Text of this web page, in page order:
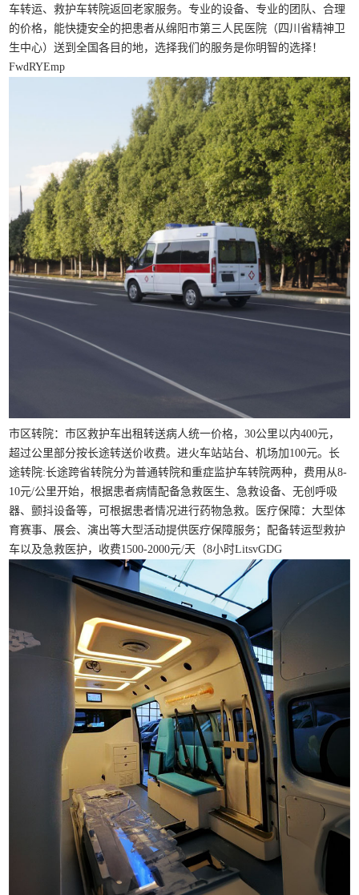
车转运、救护车转院返回老家服务。专业的设备、专业的团队、合理
的价格，能快捷安全的把患者从绵阳市第三人民医院（四川省精神卫
生中心）送到全国各目的地，选择我们的服务是你明智的选择！
FwdRYEmp
市区转院：市区救护车出租转送病人统一价格，30公里以内400元，
超过公里部分按长途转送价收费。进火车站站台、机场加100元。长
途转院:长途跨省转院分为普通转院和重症监护车转院两种，费用从8-
10元/公里开始，根据患者病情配备急救医生、急救设备、无创呼吸
器、颤抖设备等，可根据患者情况进行药物急救。医疗保障：大型体
育赛事、展会、演出等大型活动提供医疗保障服务；配备转运型救护
车以及急救医护，收费1500-2000元/天（8小时LitsvGDG